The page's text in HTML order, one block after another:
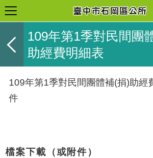
109年第1季對民間團
助經費明細表
109年第1季對民間團體補(捐)助經
件
檔案下載（或附件）